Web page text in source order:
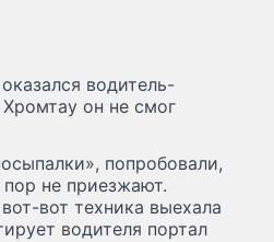
водитель-
он не смог
попробовали,
не приезжают.
вот техника выехала
водителя портал